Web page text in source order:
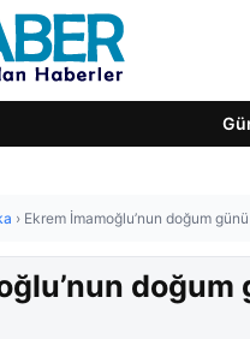
› Ekrem İmamoğlu’nun doğum